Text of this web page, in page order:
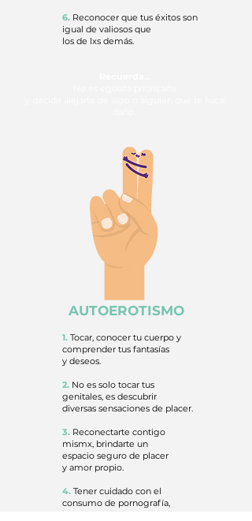
6. Reconocer que tus éxitos son
igual de valiosos que
los de lxs demás.
AUTOEROTISMO
1. Tocar, conocer tu cuerpo y
comprender tus fantasías
y deseos.
2. No es solo tocar tus
genitales, es descubrir
diversas sensaciones de placer.
3. Reconectarte contigo
mismx, brindarte un
espacio seguro de placer
y amor propio.
4. Tener cuidado con el
consumo de pornografía,
la mayoría de las escenas